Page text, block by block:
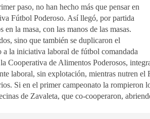
paso, no han hecho más que pensar en
Fútbol Poderoso. Así llegó, por partida
la masa, con las manos de las masas.
sino que también se duplicaron el
la iniciativa laboral de fútbol comandada
Cooperativa de Alimentos Poderosos,
laboral, sin explotación, mientras nutren el
Si en el primer campeonato la rompieron
de Zavaleta, que co-cooperaron,